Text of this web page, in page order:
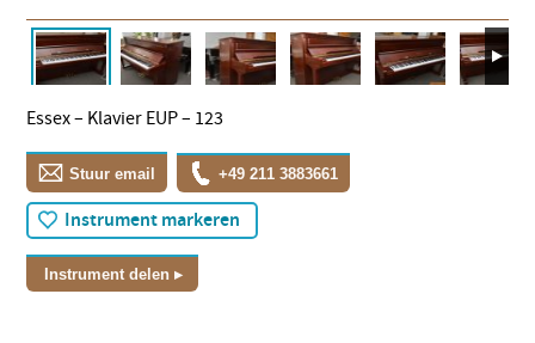
Essex – Klavier EUP – 123
Stuur email +49 211 3883661
Instrument markeren
Instrument delen